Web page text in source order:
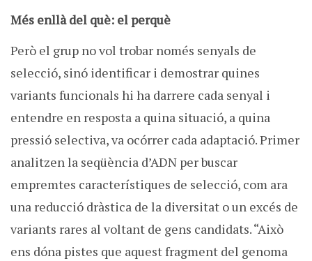
Més enllà del què: el perquè
Però el grup no vol trobar només senyals de
selecció, sinó identificar i demostrar quines
variants funcionals hi ha darrere cada senyal i
entendre en resposta a quina situació, a quina
pressió selectiva, va ocórrer cada adaptació. Primer
analitzen la seqüència d’ADN per buscar
empremtes característiques de selecció, com ara
una reducció dràstica de la diversitat o un excés de
variants rares al voltant de gens candidats. “Això
ens dóna pistes que aquest fragment del genoma